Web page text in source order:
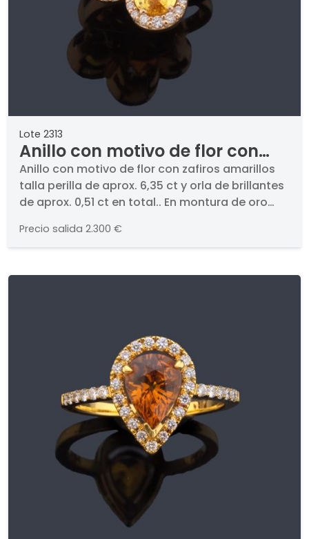
Lote 2313
Anillo con motivo de flor con
zafiros amarillos talla perilla de
aprox. 6,35 ct y orla de
brillantes de aprox. 0,51 ct en
total.
Anillo con motivo de flor con zafiros amarillos
talla perilla de aprox. 6,35 ct y orla de brillantes
de aprox. 0,51 ct en total.. En montura de oro
Precio salida 2.300 €